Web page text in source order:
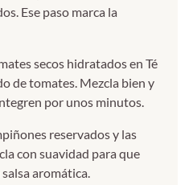
Ese paso marca la
secos hidratados en Té
de tomates. Mezcla bien y
por unos minutos.
reservados y las
con suavidad para que
aromática.